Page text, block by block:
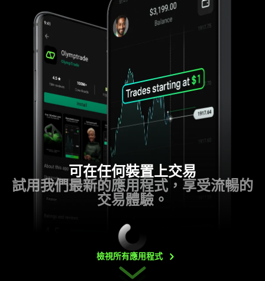
可在任何裝置上交易
試用我們最新的應用程式，享受流暢的
交易體驗。
檢視所有應用程式